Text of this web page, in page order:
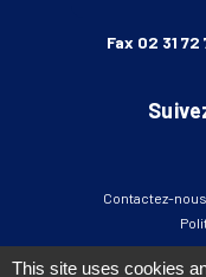
Fax 02 31 72
Contactez-nous
This site uses cookies